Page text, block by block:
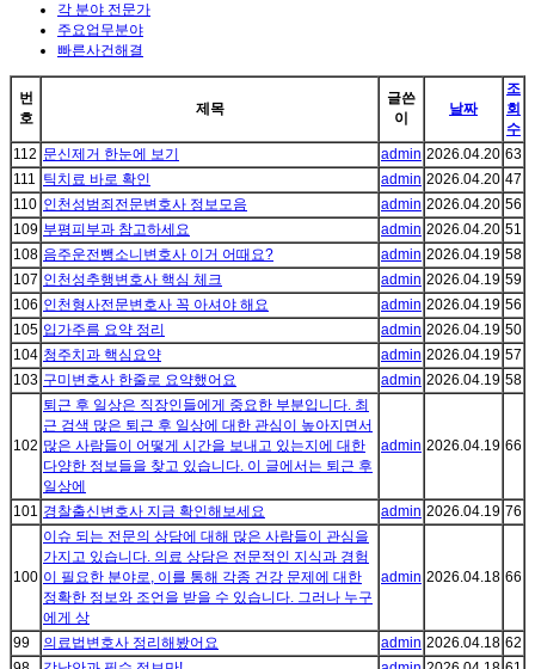
각 분야 전문가
주요업무분야
빠른사건해결
번
호
제목
글쓴
이
날짜
조
회
수
112 문신제거 한눈에 보기 admin 2026.04.20 63
111 틱치료 바로 확인 admin 2026.04.20 47
110 인천성범죄전문변호사 정보모음 admin 2026.04.20 56
109 부평피부과 참고하세요 admin 2026.04.20 51
108 음주운전뺑소니변호사 이거 어때요? admin 2026.04.19 58
107 인천성추행변호사 핵심 체크 admin 2026.04.19 59
106 인천형사전문변호사 꼭 아셔야 해요 admin 2026.04.19 56
105 입가주름 요약 정리 admin 2026.04.19 50
104 청주치과 핵심요약 admin 2026.04.19 57
103 구미변호사 한줄로 요약했어요 admin 2026.04.19 58
102
퇴근 후 일상은 직장인들에게 중요한 부분입니다. 최
근 검색 많은 퇴근 후 일상에 대한 관심이 높아지면서
많은 사람들이 어떻게 시간을 보내고 있는지에 대한
다양한 정보들을 찾고 있습니다. 이 글에서는 퇴근 후
일상에
admin 2026.04.19 66
101 경찰출신변호사 지금 확인해보세요 admin 2026.04.19 76
100
이슈 되는 전문의 상담에 대해 많은 사람들이 관심을
가지고 있습니다. 의료 상담은 전문적인 지식과 경험
이 필요한 분야로, 이를 통해 각종 건강 문제에 대한
정확한 정보와 조언을 받을 수 있습니다. 그러나 누구
에게 상
admin 2026.04.18 66
99 의료법변호사 정리해봤어요 admin 2026.04.18 62